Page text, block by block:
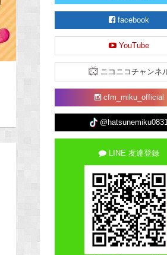
facebook
YouTube
ニコニコチャンネ
cfm_miku_official
@hatsunemiku0831
LINE 友達登録